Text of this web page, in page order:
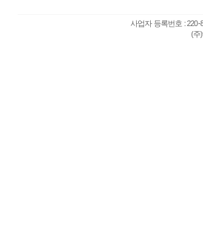
사업자 등록번호 :
(주